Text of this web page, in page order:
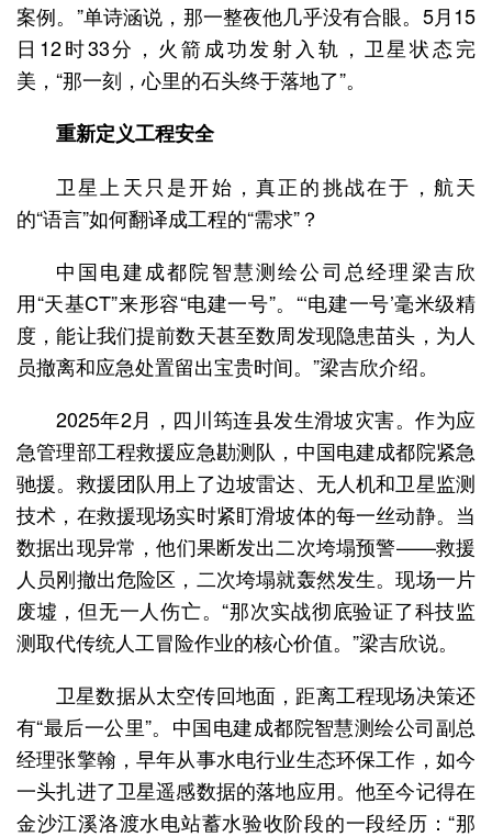
案例。”单诗涵说，那一整夜他几乎没有合眼。5月15
日12时33分，火箭成功发射入轨，卫星状态完
美，“那一刻，心里的石头终于落地了”。
重新定义工程安全
卫星上天只是开始，真正的挑战在于，航天
的“语言”如何翻译成工程的“需求”？
中国电建成都院智慧测绘公司总经理梁吉欣
用“天基CT”来形容“电建一号”。“‘电建一号’毫米级精
度，能让我们提前数天甚至数周发现隐患苗头，为人
员撤离和应急处置留出宝贵时间。”梁吉欣介绍。
2025年2月，四川筠连县发生滑坡灾害。作为应
急管理部工程救援应急勘测队，中国电建成都院紧急
驰援。救援团队用上了边坡雷达、无人机和卫星监测
技术，在救援现场实时紧盯滑坡体的每一丝动静。当
数据出现异常，他们果断发出二次垮塌预警——救援
人员刚撤出危险区，二次垮塌就轰然发生。现场一片
废墟，但无一人伤亡。“那次实战彻底验证了科技监
测取代传统人工冒险作业的核心价值。”梁吉欣说。
卫星数据从太空传回地面，距离工程现场决策还
有“最后一公里”。中国电建成都院智慧测绘公司副总
经理张擎翰，早年从事水电行业生态环保工作，如今
一头扎进了卫星遥感数据的落地应用。他至今记得在
金沙江溪洛渡水电站蓄水验收阶段的一段经历：“那